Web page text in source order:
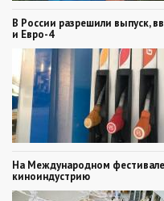
В России разрешили выпуск,
и Евро-4
На Международном
киноиндустрию